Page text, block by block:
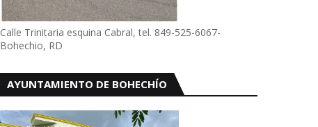
Calle Trinitaria esquina Cabral, tel. 849-525-6067-
Bohechio, RD
AYUNTAMIENTO DE BOHECHÍO